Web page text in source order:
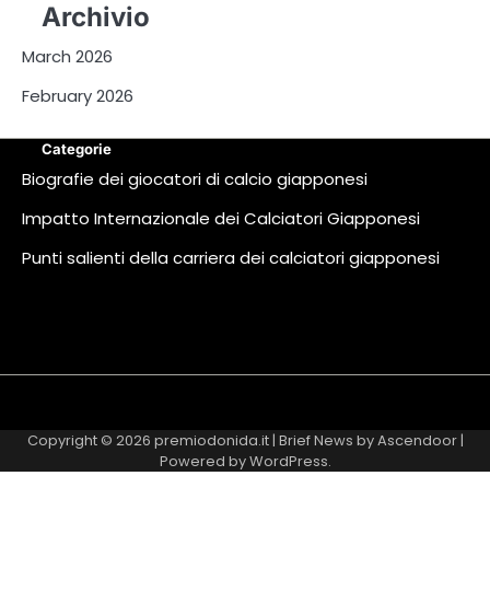
Archivio
March 2026
February 2026
Categorie
Biografie dei giocatori di calcio giapponesi
Impatto Internazionale dei Calciatori Giapponesi
Punti salienti della carriera dei calciatori giapponesi
Us
Us
Policy
Policy
and
Conditions
Copyright © 2026 premiodonida.it| Brief News byAscendoor|
Powered byWordPress.